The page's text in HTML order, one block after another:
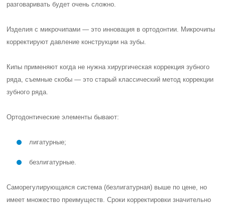
разговаривать будет очень сложно.
Изделия с микрочипами — это инновация в ортодонтии. Микрочипы
корректируют давление конструкции на зубы.
Кипы применяют когда не нужна хирургическая коррекция зубного
ряда, съемные скобы — это старый классический метод коррекции
зубного ряда.
Ортодонтические элементы бывают:
лигатурные;
безлигатурные.
Саморегулирующаяся система (безлигатурная) выше по цене, но
имеет множество преимуществ. Сроки корректировки значительно